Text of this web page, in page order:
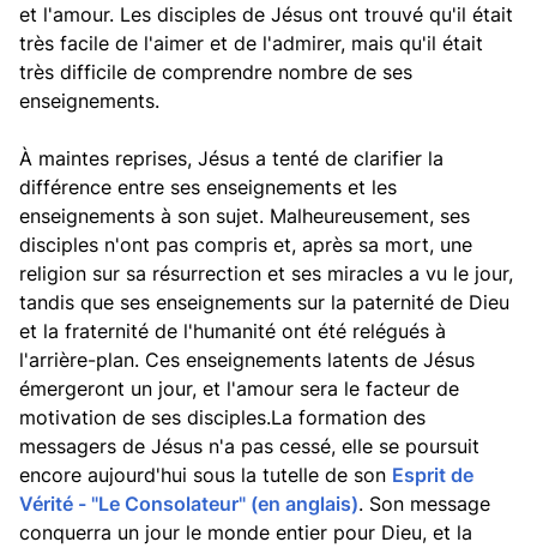
et l'amour. Les disciples de Jésus ont trouvé qu'il était
très facile de l'aimer et de l'admirer, mais qu'il était
très difficile de comprendre nombre de ses
enseignements.
À maintes reprises, Jésus a tenté de clarifier la
différence entre ses enseignements et les
enseignements à son sujet. Malheureusement, ses
disciples n'ont pas compris et, après sa mort, une
religion sur sa résurrection et ses miracles a vu le jour,
tandis que ses enseignements sur la paternité de Dieu
et la fraternité de l'humanité ont été relégués à
l'arrière-plan. Ces enseignements latents de Jésus
émergeront un jour, et l'amour sera le facteur de
motivation de ses disciples.La formation des
messagers de Jésus n'a pas cessé, elle se poursuit
encore aujourd'hui sous la tutelle de son Esprit de
Vérité - "Le Consolateur" (en anglais). Son message
conquerra un jour le monde entier pour Dieu, et la